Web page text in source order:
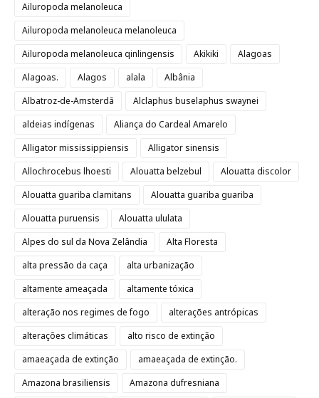
Ailuropoda melanoleuca
Ailuropoda melanoleuca melanoleuca
Ailuropoda melanoleuca qinlingensis
Akikiki
Alagoas
Alagoas.
Alagos alala
Albânia
Albatroz-de-Amsterdã
Alclaphus buselaphus swaynei
aldeias indígenas
Aliança do Cardeal Amarelo
Alligator mississippiensis
Alligator sinensis
Allochrocebus lhoesti
Alouatta belzebul
Alouatta discolor
Alouatta guariba clamitans
Alouatta guariba guariba
Alouatta puruensis
Alouatta ululata
Alpes do sul da Nova Zelândia
Alta Floresta
alta pressão da caça
alta urbanização
altamente ameaçada
altamente tóxica
alteração nos regimes de fogo
alterações antrópicas
alterações climáticas
alto risco de extinção
amaeaçada de extinção
amaeaçada de extinção.
Amazona brasiliensis
Amazona dufresniana